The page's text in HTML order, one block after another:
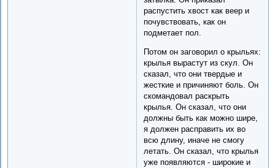
распустить хвост как веер и
почувствовать, как он
подметает пол.
Потом он заговорил о крыльях:
крылья вырастут из скул. Он
сказал, что они твердые и
жесткие и причиняют боль. Он
скомандовал раскрыть
крылья. Он сказал, что они
должны быть как можно шире,
я должен расправить их во
всю длину, иначе не смогу
летать. Он сказал, что крылья
уже появляются - широкие и